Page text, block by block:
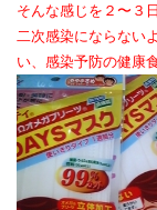
そんな感じを２〜３
二次感染にならない
い、感染予防の健康食